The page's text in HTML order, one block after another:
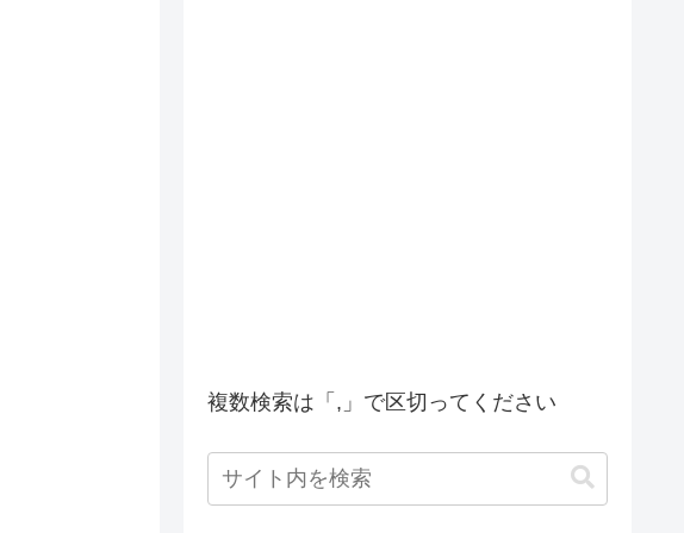
複数検索は「,」で区切ってください